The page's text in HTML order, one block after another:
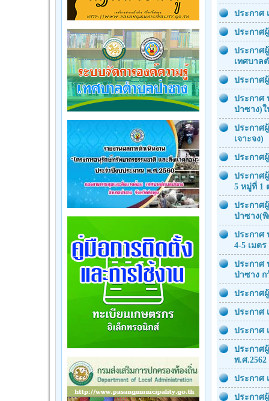
ประกาศ
ประกาศ
ประกาศ
เทศบาล
ประกาศ
ประกาศ
ป่าซาง)
ประกาศ
เจาะจง)
ประกาศ
ประกาศ
5 หมู่ที่ 1
ประกาศ
ป่าซาง(
ประกาศ
4-5 เมต
ประกาศ
ป่าซาง ก
ประกาศ
ประกาศ
ประกาศ
ประกาศ
พ.ศ
ประกาศ
ประกาศ